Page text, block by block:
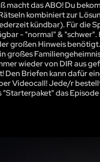
macht das ABO! Du
kombiniert zur
kündbar). Für die
- "normal" &
großen Hinweis
großes
wieder von DIR aus
Den Briefen kann dafür
Videocall! Jede/r
"Starterpaket" das